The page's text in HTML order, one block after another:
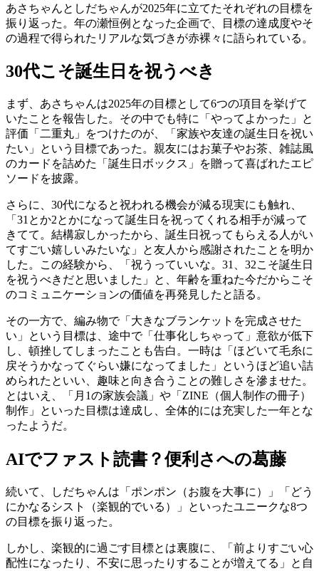
あさちゃんとしだちゃんが2025年に立てたそれぞれの目標を
振り返った。年の瀬恒例となった企画で、目標の達成度やそ
の過程で得られたリアルな気づきが赤裸々に語られている。
30代こそ誕生日を祝うべき
まず、あさちゃんは2025年の目標として6つの項目を挙げて
いたことを報告した。その中でも特に「やってよかった」と
評価「二重丸」をつけたのが、「家族や友達の誕生日を祝い
たい」という目標であった。親友にはお菓子やお茶、雑誌風
のカードを詰めた「誕生日ボックス」を贈って喜ばれたエピ
ソードを披露。
さらに、30代になると祝われる機会が減る現実にも触れ、
「31とか2とかになって誕生日を祝ってくれる相手が減って
きてて。結構寂しかったから、誕生日祝ってもらえる人がい
てすごい嬉しいみたいな」と友人から感謝されたことを明か
した。この経験から、「祝うっていいな。31、32こそ誕生日
を祝うべきだと思いました」と、年齢を重ねた今だからこそ
のコミュニケーションの価値を再発見したと語る。
その一方で、編み物で「大きなブランケットを完成させた
い」という目標は、途中で「仕事化しちゃって」意欲が低下
し、頓挫してしまったことも告白。一時は「ほどいて毛糸に
戻そうかなってぐらい嫌になってました」というほど追い詰
められたといい、趣味と向き合うことの難しさを滲ませた。
とはいえ、「月1の家族会議」や「ZINE（個人制作の冊子）
制作」といった目標は達成し、全体的には充実した一年とな
ったようだ。
AIでファスト読書？便利さへの葛藤
続いて、しだちゃんは「ポンポン（お腹を大事に）」「どう
にかなるシスト（楽観的でいる）」といったユニークな8つ
の目標を振り返った。
しかし、楽観的に過ごす目標とは裏腹に、「前よりすごい心
配性になったり、不安に思ったりすることが増えてる」と自